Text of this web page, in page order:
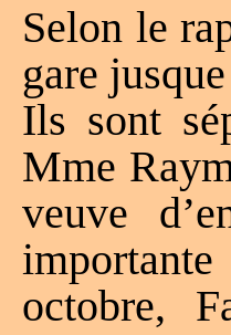
Selon le
gare
Ils sont
Mme
veuve
octobre,